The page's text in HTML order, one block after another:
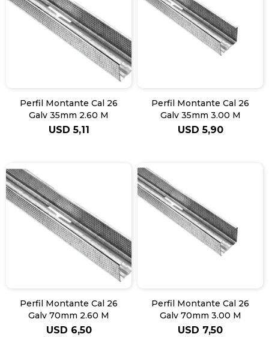
Perfil Montante Cal 26
Galv 35mm 2.60 M
USD 5,11
Perfil Montante Cal 26
Galv 35mm 3.00 M
USD 5,90
Perfil Montante Cal 26
Galv 70mm 2.60 M
USD 6,50
Perfil Montante Cal 26
Galv 70mm 3.00 M
USD 7,50